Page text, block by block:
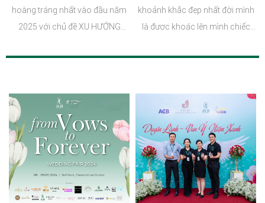
hoàng tráng nhất vào đầu năm
2025 với chủ đề XU HƯỚNG
dự đồng hành cùng Đại Hỷ
phẩm hương thơm chất lượng
và cao cấp nhất.
khoảnh khắc đẹp nhất đời mình
là được khoác lên mình chiếc
Dream Wedding Fair 2024” do
triển lãm cưới quen thuộc được
tổ chức hàng năm quy tụ những
thương hiệu lớn và uy tín trong
ngành cưới.